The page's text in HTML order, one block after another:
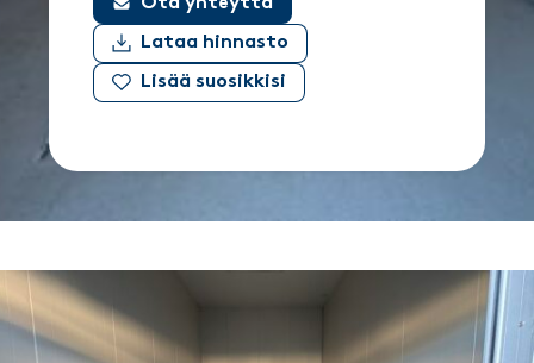
Lataa hinnasto
Lisää suosikkisi